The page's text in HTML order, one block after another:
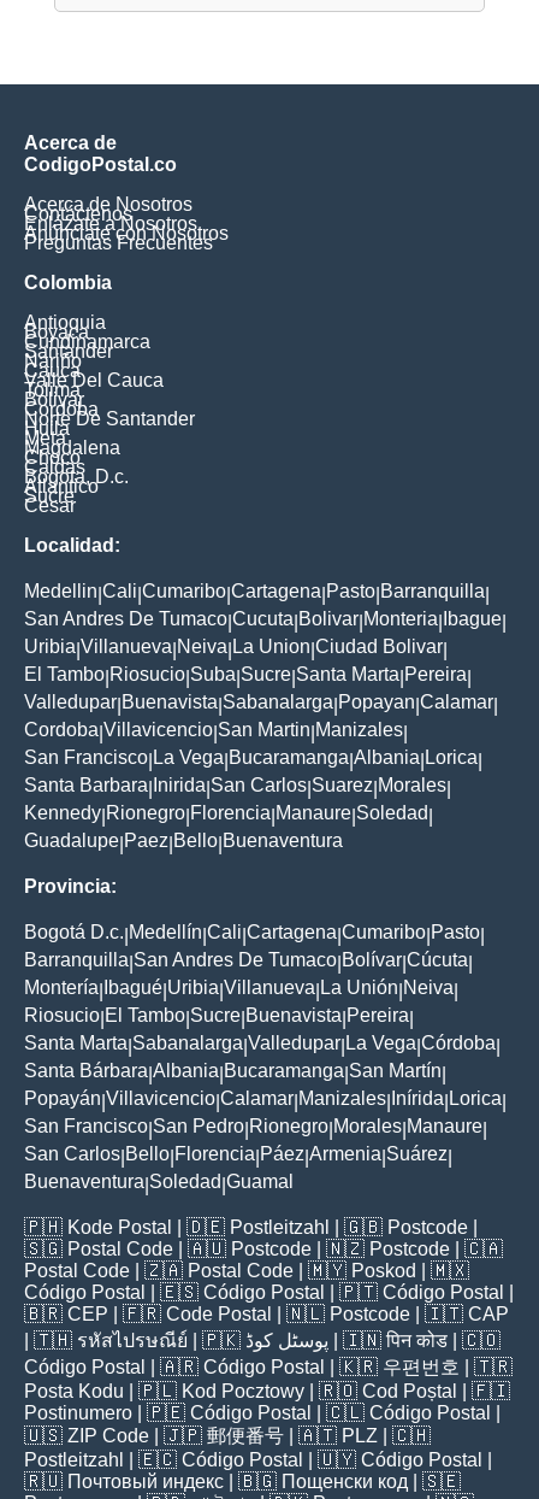
Acerca de
CodigoPostal.co
Acerca de Nosotros
Contáctenos
Enlázate a Nosotros
Anúnciate con Nosotros
Preguntas Frecuentes
Colombia
Antioquia
Boyaca
Cundinamarca
Santander
Nariño
Cauca
Valle Del Cauca
Tolima
Bolivar
Cordoba
Norte De Santander
Huila
Meta
Magdalena
Choco
Caldas
Bogota, D.c.
Atlantico
Sucre
Cesar
Localidad:
Medellin Cali Cumaribo Cartagena Pasto Barranquilla
San Andres De Tumaco Cucuta Bolivar Monteria Ibague
Uribia Villanueva Neiva La Union Ciudad Bolivar
El Tambo Riosucio Suba Sucre Santa Marta Pereira
Valledupar Buenavista Sabanalarga Popayan Calamar
Cordoba Villavicencio San Martin Manizales
San Francisco La Vega Bucaramanga Albania Lorica
Santa Barbara Inirida San Carlos Suarez Morales
Kennedy Rionegro Florencia Manaure Soledad
Guadalupe Paez Bello Buenaventura
Provincia:
Bogotá D.c. Medellín Cali Cartagena Cumaribo Pasto
Barranquilla San Andres De Tumaco Bolívar Cúcuta
Montería
Ibagué Uribia Villanueva La Unión Neiva
Riosucio El Tambo Sucre Buenavista Pereira
Santa Marta Sabanalarga Valledupar La Vega Córdoba
Santa Bárbara Albania Bucaramanga San Martín
Popayán Villavicencio Calamar Manizales Inírida Lorica
San Francisco San Pedro Rionegro Morales Manaure
San Carlos Bello Florencia Páez Armenia Suárez
Buenaventura Soledad Guamal
🇵🇭 Kode Postal | 🇩🇪 Postleitzahl | 🇬🇧 Postcode
🇸🇬 Postal Code | 🇦🇺 Postcode | 🇳🇿 Postcode | 🇨🇦
Postal Code | 🇿🇦 Postal Code | 🇲🇾 Poskod
| 🇲🇽
Código Postal
| 🇪🇸 Código Postal | 🇵🇹 Código Postal
🇧🇷 CEP | 🇫🇷 Code Postal | 🇳🇱 Postcode | 🇮🇹 CAP
| 🇹🇭 รหัสไปรษณีย์ | 🇵🇰 پوسٹل کوڈ | 🇮🇳पिन कोड | 🇨🇴
Código Postal
| 🇦🇷 Código Postal | 🇰🇷 우편번호
| 🇹🇷
Posta Kodu | 🇵🇱 Kod Pocztowy | 🇷🇴 Cod Poștal
| 🇫🇮
Postinumero | 🇵🇪 Código Postal | 🇨🇱 Código Postal
🇺🇸 ZIP Code | 🇯🇵 郵便番号 | 🇦🇹 PLZ | 🇨🇭
Postleitzahl
| 🇪🇨 Código Postal | 🇺🇾 Código Postal
🇷🇺 Почтовый индекс | 🇧🇬 Пощенски код | 🇸🇪